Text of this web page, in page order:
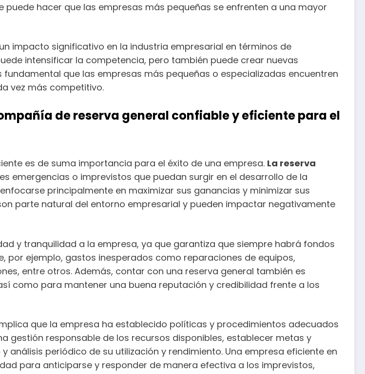
hacer que las empresas más pequeñas se enfrenten a una mayor
impacto significativo en la industria empresarial en términos de
intensificar la competencia, pero también puede crear nuevas
que las empresas más pequeñas o especializadas encuentren
vez más competitivo.
de reserva general confiable y eficiente para el
es de suma importancia para el éxito de una empresa. La reserva
emergencias o imprevistos que puedan surgir en el desarrollo de la
principalmente en maximizar sus ganancias y minimizar sus
parte natural del entorno empresarial y pueden impactar negativamente
y tranquilidad a la empresa, ya que garantiza que siempre habrá fondos
por ejemplo, gastos inesperados como reparaciones de equipos,
entre otros. Además, contar con una reserva general también es
como para mantener una buena reputación y credibilidad frente a los
que la empresa ha establecido políticas y procedimientos adecuados
gestión responsable de los recursos disponibles, establecer metas y
periódico de su utilización y rendimiento. Una empresa eficiente en
para anticiparse y responder de manera efectiva a los imprevistos,